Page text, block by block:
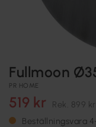
Fullmoon
PR HOME
519 kr Rek. 899 kr
Beställningsvara